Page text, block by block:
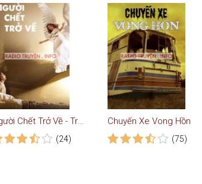
Người Chết Trở Về - Truyện Kinh Dị
(24)
Chuyến Xe Vong Hồn
(75)